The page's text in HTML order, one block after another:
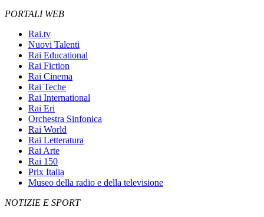
PORTALI WEB
Rai.tv
Nuovi Talenti
Rai Educational
Rai Fiction
Rai Cinema
Rai Teche
Rai International
Rai Eri
Orchestra Sinfonica
Rai World
Rai Letteratura
Rai Arte
Rai 150
Prix Italia
Museo della radio e della televisione
NOTIZIE E SPORT